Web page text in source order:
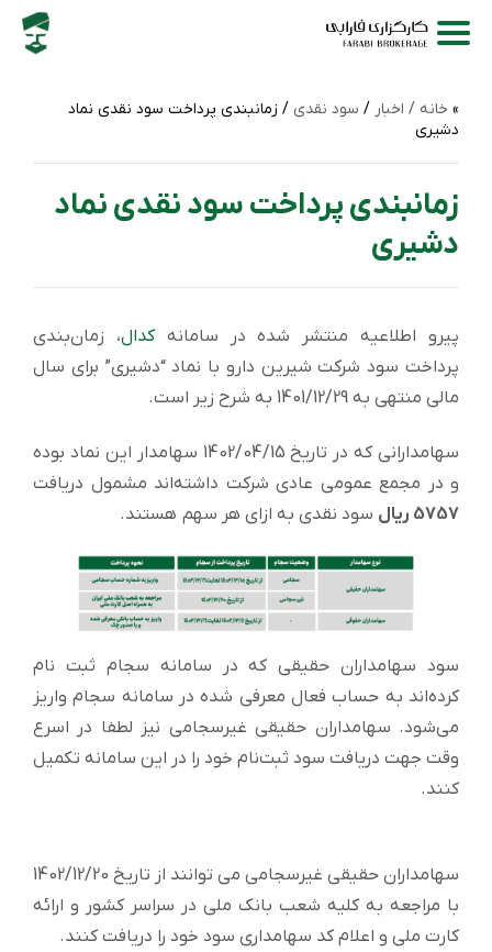
خانه / اخبار / سود نقدی / زمانبندی پرداخت سود نقدی نماد
دشیری
زمانبندی پرداخت سود نقدی نماد
دشیری
پیرو اطلاعیه منتشر شده در سامانه کدال، زمان‌بندی
پرداخت سود شرکت شيرين دارو با نماد “دشیری” برای سال
مالی منتهی به 1401/12/29 به شرح زیر است.
سهامدارانی که در تاریخ 1402/04/15 سهامدار این نماد بوده
و در مجمع عمومی عادی شرکت داشته‌اند مشمول دریافت
5757 ریال
سود نقدی به ازای هر سهم هستند.
سود سهامداران حقیقی که در سامانه سجام ثبت نام
کرده‌اند به حساب فعال معرفی شده در سامانه سجام واریز
می‌شود. سهامداران حقیقی غیرسجامی نیز لطفا در اسرع
وقت جهت دریافت سود ثبت‌نام خود را در این سامانه تکمیل
کنند.
سهامداران حقیقی غیرسجامی می توانند از تاریخ 1402/12/20
با مراجعه به کلیه شعب بانک ملی در سراسر کشور و ارائه
کارت ملی و اعلام کد سهامداری سود خود را دریافت کنند.